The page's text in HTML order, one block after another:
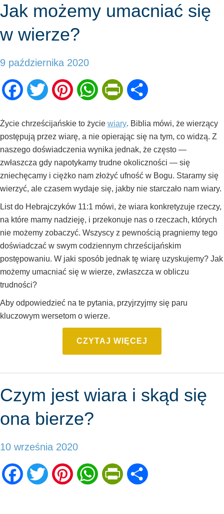
Jak możemy umacniać się
w wierze?
9 października 2020
FacebookTwitter PinterestWhatsAppPrintFriendly
Życie chrześcijańskie to życie wiary. Biblia mówi, że wierzący
postępują przez wiarę, a nie opierając się na tym, co widzą. Z
naszego doświadczenia wynika jednak, że często —
zwłaszcza gdy napotykamy trudne okoliczności — się
zniechęcamy i ciężko nam złożyć ufność w Bogu. Staramy się
wierzyć, ale czasem wydaje się, jakby nie starczało nam wiary.
List do Hebrajczyków 11:1 mówi, że wiara konkretyzuje rzeczy,
na które mamy nadzieję, i przekonuje nas o rzeczach, których
nie możemy zobaczyć. Wszyscy z pewnością pragniemy tego
doświadczać w swym codziennym chrześcijańskim
postępowaniu. W jaki sposób jednak tę wiarę uzyskujemy? Jak
możemy umacniać się w wierze, zwłaszcza w obliczu
trudności?
Aby odpowiedzieć na te pytania, przyjrzyjmy się paru
kluczowym wersetom o wierze.
CZYTAJ WIĘCEJ
Czym jest wiara i skąd się
ona bierze?
10 września 2020
FacebookTwitter PinterestWhatsAppPrintFriendly